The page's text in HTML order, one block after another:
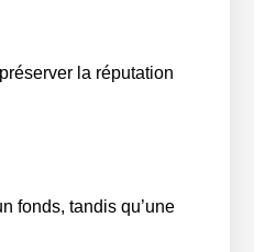
la réputation
fonds, tandis qu’une